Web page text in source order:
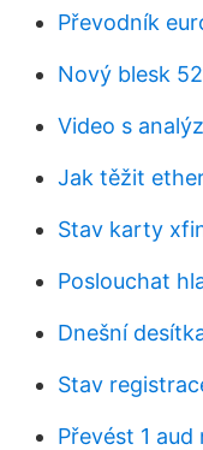
Převodník
Nový blesk
Video s
Jak těžit
Stav karty
Poslouchat
Dnešní
Stav
Převést 1